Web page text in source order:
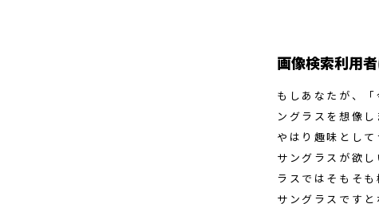
画像検索利用
もしあなたが、
ングラスを想像し
やはり趣味とし
サングラスが欲
ラスではそもそ
サングラスです